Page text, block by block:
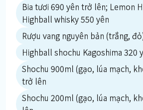
Bia tươi 690 yên trở lên; Lemon
Highball whisky 550 yên
Rượu vang nguyên bản (trắng,
Highball shochu Kagoshima 320
Shochu 900ml (gạo, lúa mạch,
trở lên
Shochu 200ml (gạo, lúa mạch,